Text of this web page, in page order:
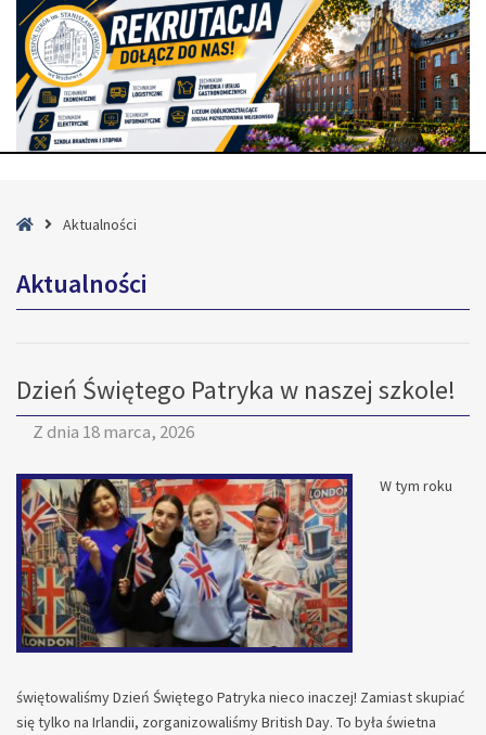
StronaAktualności
Aktualności
Dzień Świętego Patryka w naszej szkole!
Z dnia 18 marca, 2026
W tym roku
świętowaliśmy Dzień Świętego Patryka nieco inaczej! Zamiast skupiać
się tylko na Irlandii, zorganizowaliśmy British Day. To była świetna